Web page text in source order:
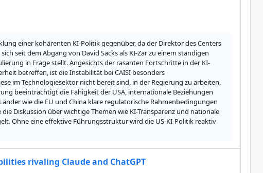
einer kohärenten KI-Politik gegenüber, da der Direktor des Centers
seit dem Abgang von David Sacks als KI-Zar zu einem ständigen
in Frage stellt. Angesichts der rasanten Fortschritte in der KI-
betreffen, ist die Instabilität bei CAISI besonders
im Technologiesektor nicht bereit sind, in der Regierung zu arbeiten,
beeinträchtigt die Fähigkeit der USA, internationale Beziehungen
wie die EU und China klare regulatorische Rahmenbedingungen
Diskussion über wichtige Themen wie KI-Transparenz und nationale
Ohne eine effektive Führungsstruktur wird die US-KI-Politik reaktiv
rivaling Claude and ChatGPT